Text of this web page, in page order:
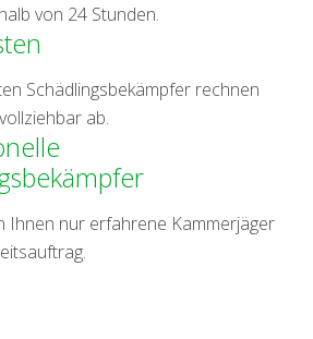
von 24 Stunden.
Schädlingsbekämpfer rechnen
ab.
Ihnen nur erfahrene Kammerjäger